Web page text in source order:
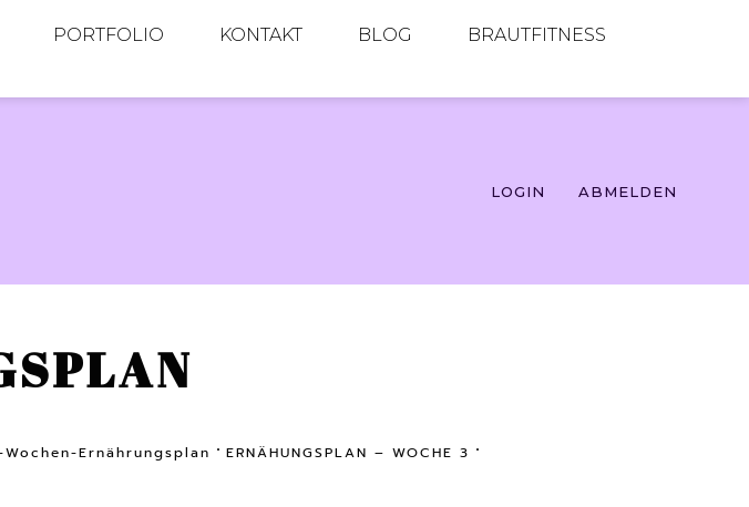
PORTFOLIO KONTAKT BLOG BRAUTFITNESS
LOGIN ABMELDEN
Wochen-Ernährungsplan ERNÄHUNGSPLAN – WOCHE 3